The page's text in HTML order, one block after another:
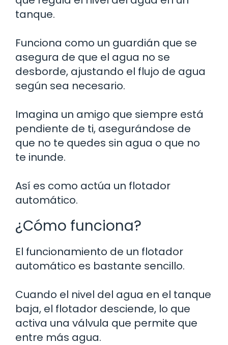
tanque.
Funciona como un guardián que se
asegura de que el agua no se
desborde, ajustando el flujo de agua
según sea necesario.
Imagina un amigo que siempre está
pendiente de ti, asegurándose de
que no te quedes sin agua o que no
te inunde.
Así es como actúa un flotador
automático.
¿Cómo funciona?
El funcionamiento de un flotador
automático es bastante sencillo.
Cuando el nivel del agua en el tanque
baja, el flotador desciende, lo que
activa una válvula que permite que
entre más agua.